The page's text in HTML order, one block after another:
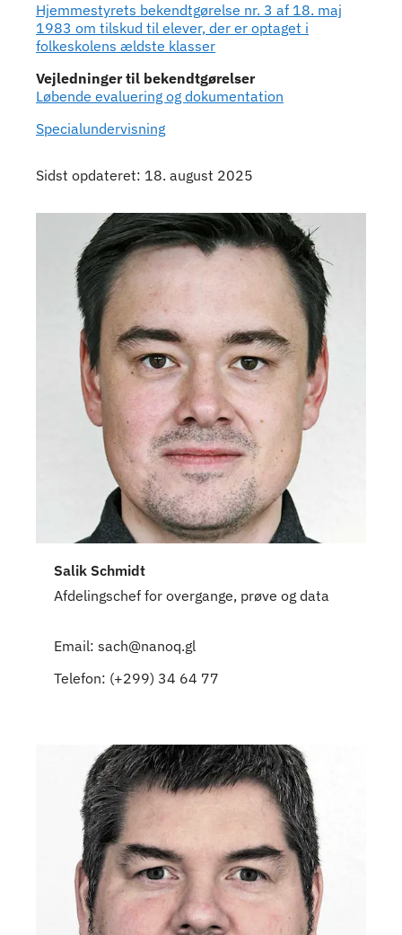
Hjemmestyrets bekendtgørelse nr. 3 af 18. maj
1983 om tilskud til elever, der er optaget i
folkeskolens ældste klasser
Vejledninger til bekendtgørelser
Løbende evaluering og dokumentation
Specialundervisning
Sidst opdateret: 18. august 2025
kontaktperson
Salik Schmidt
Afdelingschef for overgange, prøve og data
Email: sach@nanoq.gl
Telefon: (+299) 34 64 77